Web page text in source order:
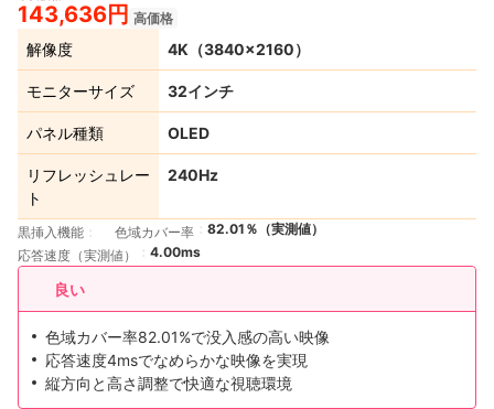
143,636円 高価格
解像度 4K（3840×2160）
モニターサイズ 32インチ
パネル種類 OLED
リフレッシュレー
ト
240Hz
黒挿入機能 色域カバー率
82.01％（実測値）
応答速度（実測値）
4.00ms
良い
色域カバー率82.01%で没入感の高い映像
応答速度4msでなめらかな映像を実現
縦方向と高さ調整で快適な視聴環境